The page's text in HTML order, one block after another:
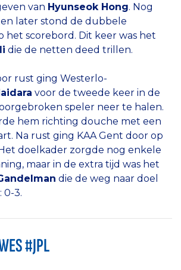
van Hyunseok Hong. Nog
later stond de dubbele
het scorebord. Dit keer was het
die de netten deed trillen.
rust ging Westerlo-
voor de tweede keer in de
speler neer te halen.
hem richting douche met een
Na rust ging KAA Gent door op
doelkader zorgde nog enkele
maar in de extra tijd was het
die de weg naar doel
0-3.
#JPL